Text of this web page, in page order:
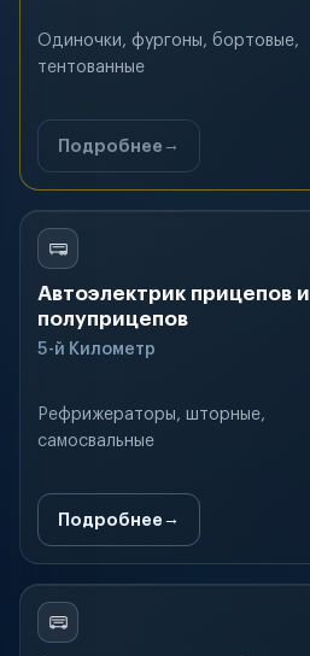
Одиночки, фургоны, бортовые,
тентованные
Подробнее
Автоэлектрик прицепов и
полуприцепов
5-й Километр
Рефрижераторы, шторные,
самосвальные
Подробнее